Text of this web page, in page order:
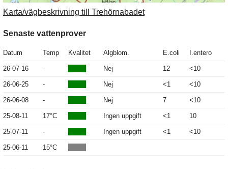
Karta/vägbeskrivning till Trehörnabadet
Senaste vattenprover
Datum Temp Kvalitet Algblom. E.coli I.entero
26-07-16 - Nej 12 <10
26-06-25 - Nej <1 <10
26-06-08 - Nej 7 <10
25-08-11 17°C Ingen uppgift <1 10
25-07-11 - Ingen uppgift <1 <10
25-06-11 15°C